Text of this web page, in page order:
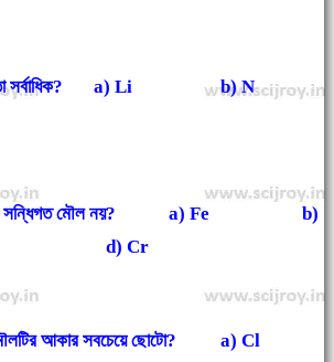
সর্বাধিক? a) Li b) N
কোনটি সন্ধিগত মৌল নয়? a) Fe b)
d) Cr
মৌলটির আকার সবচেয়ে ছোটো? a) Cl